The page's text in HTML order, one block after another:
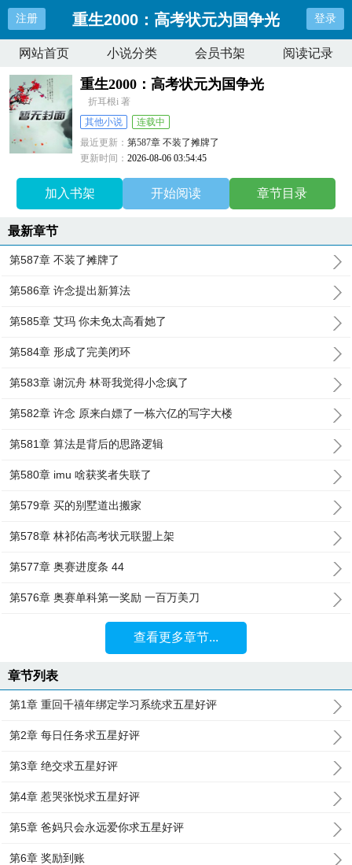
注册 重生2000：高考状元为国争光 登录
网站首页 小说分类 会员书架 阅读记录
重生2000：高考状元为国争光
折耳根i 著
其他小说
连载中
最近更新：第587章 不装了摊牌了
更新时间：2026-08-06 03:54:45
加入书架 开始阅读 章节目录
最新章节
第587章 不装了摊牌了
第586章 许念提出新算法
第585章 艾玛 你未免太高看她了
第584章 形成了完美闭环
第583章 谢沉舟 林哥我觉得小念疯了
第582章 许念 原来白嫖了一栋六亿的写字大楼
第581章 算法是背后的思路逻辑
第580章 imu 啥获奖者失联了
第579章 买的别墅道出搬家
第578章 林祁佑高考状元联盟上架
第577章 奥赛进度条 44
第576章 奥赛单科第一奖励 一百万美刀
查看更多章节...
章节列表
第1章 重回千禧年绑定学习系统求五星好评
第2章 每日任务求五星好评
第3章 绝交求五星好评
第4章 惹哭张悦求五星好评
第5章 爸妈只会永远爱你求五星好评
第6章 奖励到账